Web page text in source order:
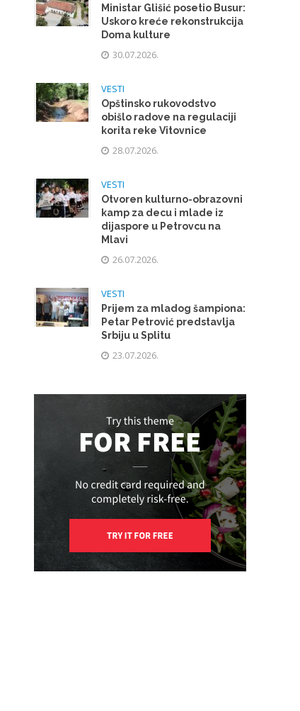
Ministar Glišić posetio Busur:
Uskoro kreće rekonstrukcija
Doma kulture
30.07.2026.
VESTI
Opštinsko rukovodstvo
obišlo radove na regulaciji
korita reke Vitovnice
28.07.2026.
VESTI
Otvoren kulturno-obrazovni
kamp za decu i mlade iz
dijaspore u Petrovcu na
Mlavi
26.07.2026.
VESTI
Prijem za mladog šampiona:
Petar Petrović predstavlja
Srbiju u Splitu
23.07.2026.